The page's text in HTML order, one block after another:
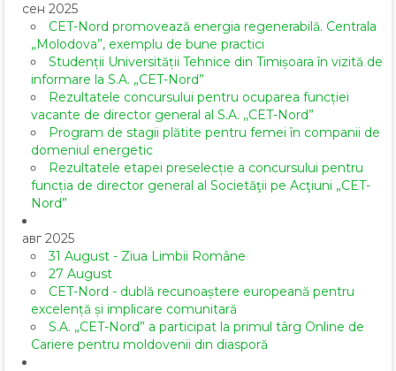
сен 2025
CET-Nord promovează energia regenerabilă. Centrala
„Molodova”, exemplu de bune practici
Studenții Universității Tehnice din Timișoara în vizită de
informare la S.A. „CET-Nord”
Rezultatele concursului pentru ocuparea funcției
vacante de director general al S.A. ,,CET-Nord”
Program de stagii plătite pentru femei în companii de
domeniul energetic
Rezultatele etapei preselecție a concursului pentru
funcția de director general al Societăţii pe Acţiuni „CET-
Nord”
авг 2025
31 August - Ziua Limbii Române
27 August
CET-Nord - dublă recunoaștere europeană pentru
excelență și implicare comunitară
S.A. „CET-Nord” a participat la primul târg Online de
Cariere pentru moldovenii din diasporă